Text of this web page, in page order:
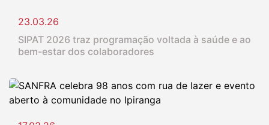
23.03.26
SIPAT 2026 traz programação voltada à saúde e ao
bem-estar dos colaboradores